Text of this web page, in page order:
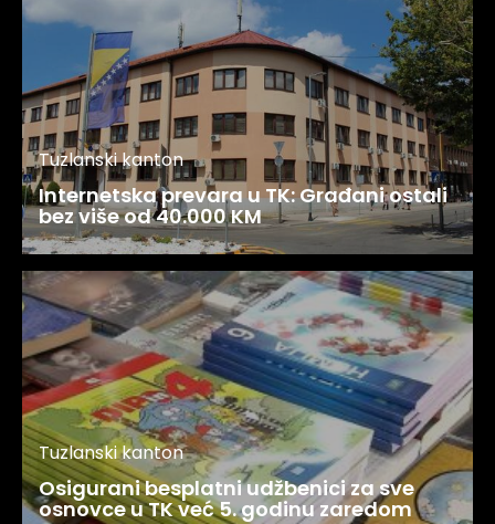
Tuzlanski kanton
Internetska prevara u TK: Građani ostali
bez više od 40.000 KM
Tuzlanski kanton
Osigurani besplatni udžbenici za sve
osnovce u TK već 5. godinu zaredom